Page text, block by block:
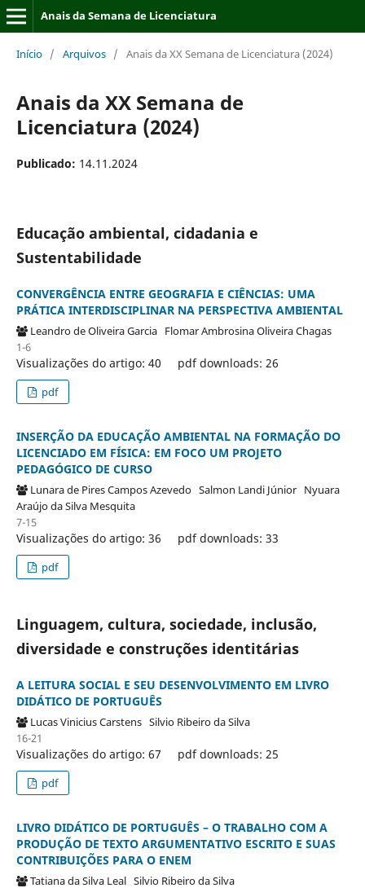
Anais da Semana de Licenciatura
Início / Arquivos / Anais da XX Semana de Licenciatura (2024)
Anais da XX Semana de
Licenciatura (2024)
Publicado: 14.11.2024
Educação ambiental, cidadania e
Sustentabilidade
CONVERGÊNCIA ENTRE GEOGRAFIA E CIÊNCIAS: UMA
PRÁTICA INTERDISCIPLINAR NA PERSPECTIVA AMBIENTAL
Leandro de Oliveira Garcia Flomar Ambrosina Oliveira Chagas
1-6
Visualizações do artigo: 40 pdf downloads: 26
pdf
INSERÇÃO DA EDUCAÇÃO AMBIENTAL NA FORMAÇÃO DO
LICENCIADO EM FÍSICA: EM FOCO UM PROJETO
PEDAGÓGICO DE CURSO
Lunara de Pires Campos Azevedo Salmon Landi Júnior Nyuara
Araújo da Silva Mesquita
7-15
Visualizações do artigo: 36 pdf downloads: 33
pdf
Linguagem, cultura, sociedade, inclusão,
diversidade e construções identitárias
A LEITURA SOCIAL E SEU DESENVOLVIMENTO EM LIVRO
DIDÁTICO DE PORTUGUÊS
Lucas Vinicius Carstens Silvio Ribeiro da Silva
16-21
Visualizações do artigo: 67 pdf downloads: 25
pdf
LIVRO DIDÁTICO DE PORTUGUÊS – O TRABALHO COM A
PRODUÇÃO DE TEXTO ARGUMENTATIVO ESCRITO E SUAS
CONTRIBUIÇÕES PARA O ENEM
Tatiana da Silva Leal Silvio Ribeiro da Silva